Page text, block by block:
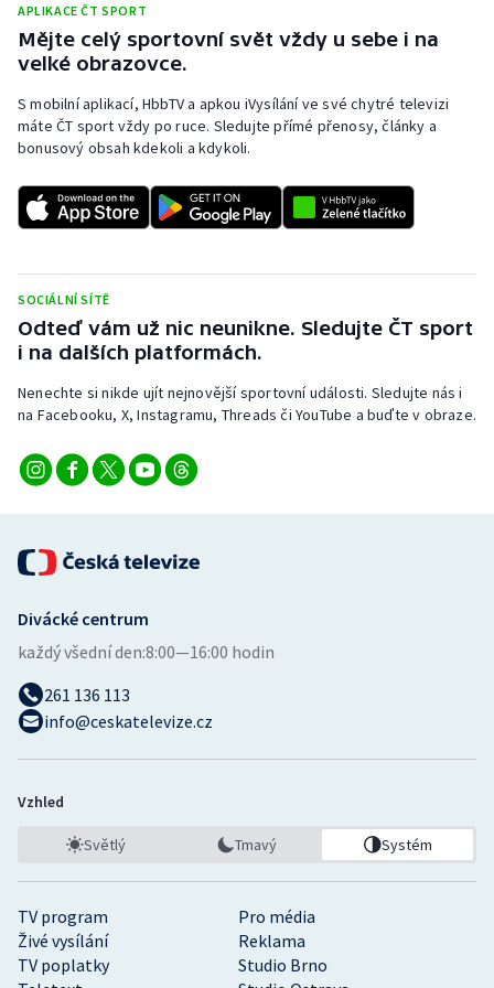
APLIKACE ČT SPORT
Mějte celý sportovní svět vždy u sebe i na
velké obrazovce.
S mobilní aplikací, HbbTV a apkou iVysílání ve své chytré televizi
máte ČT sport vždy po ruce. Sledujte přímé přenosy, články a
bonusový obsah kdekoli a kdykoli.
SOCIÁLNÍ SÍTĚ
Odteď vám už nic neunikne. Sledujte ČT sport
i na dalších platformách.
Nenechte si nikde ujít nejnovější sportovní události. Sledujte nás i
na Facebooku, X, Instagramu, Threads či YouTube a buďte v obraze.
TV program
Pro média
Živé vysílání
Reklama
TV poplatky
Studio Brno
Divácké centrum
každý všední den:8:00—16:00 hodin
261 136 113
info@ceskatelevize.cz
Vzhled
Světlý Tmavý Systém